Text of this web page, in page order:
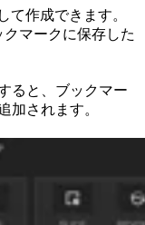
て作成できます。
クマークに保存した
ると、ブックマー
加されます。